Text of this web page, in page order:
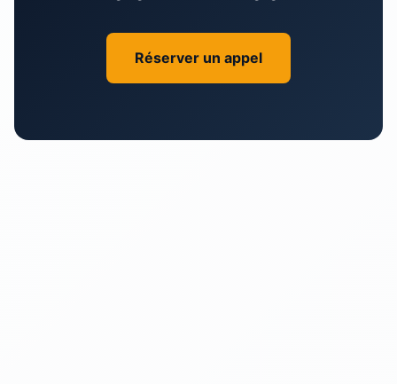
Réserver un appel